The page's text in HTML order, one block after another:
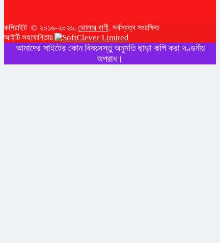
কপিরাইট © ২০১৬-২০২৬. ভোলার বাণী. সর্বস্বত্ব সংরক্ষিত
আইটি সহযোগিতায়
আমাদের সাইটের কোন বিষয়বস্তু অনুমতি ছাড়া কপি করা দণ্ডনীয়
অপরাধ।